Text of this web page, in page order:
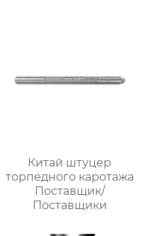
Китай штуцер
торпедного каротажа
Поставщик/
Поставщики